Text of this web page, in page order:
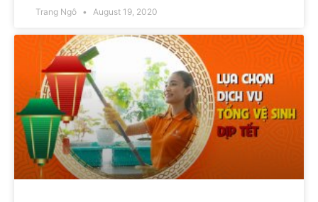
Trang Ngô August 19, 2020